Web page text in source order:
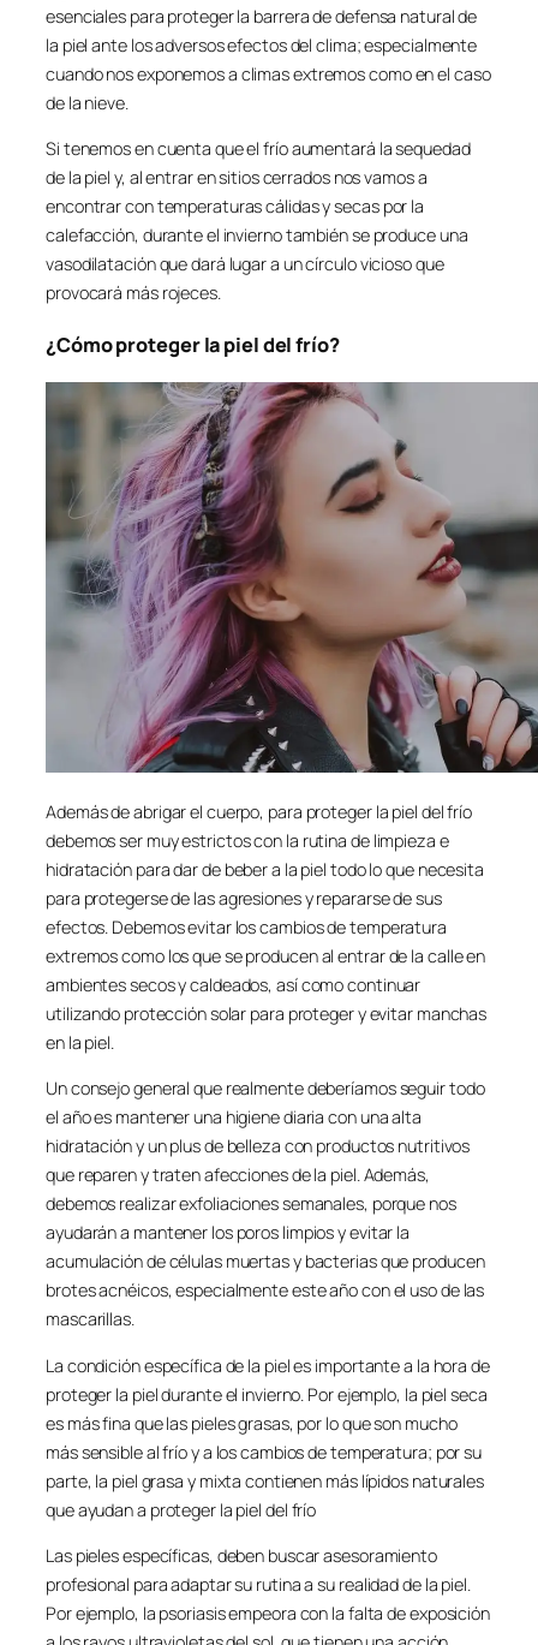
esenciales para proteger la barrera de defensa natural de
la piel ante los adversos efectos del clima; especialmente
cuando nos exponemos a climas extremos como en el caso
de la nieve.
Si tenemos en cuenta que el frío aumentará la sequedad
de la piel y, al entrar en sitios cerrados nos vamos a
encontrar con temperaturas cálidas y secas por la
calefacción, durante el invierno también se produce una
vasodilatación que dará lugar a un círculo vicioso que
provocará más rojeces.
¿Cómo proteger la piel del frío?
Además de abrigar el cuerpo, para proteger la piel del frío
debemos ser muy estrictos con la rutina de limpieza e
hidratación para dar de beber a la piel todo lo que necesita
para protegerse de las agresiones y repararse de sus
efectos. Debemos evitar los cambios de temperatura
extremos como los que se producen al entrar de la calle en
ambientes secos y caldeados, así como continuar
utilizando protección solar para proteger y evitar manchas
en la piel.
Un consejo general que realmente deberíamos seguir todo
el año es mantener una higiene diaria con una alta
hidratación y un plus de belleza con productos nutritivos
que reparen y traten afecciones de la piel. Además,
debemos realizar exfoliaciones semanales, porque nos
ayudarán a mantener los poros limpios y evitar la
acumulación de células muertas y bacterias que producen
brotes acnéicos, especialmente este año con el uso de las
mascarillas.
La condición específica de la piel es importante a la hora de
proteger la piel durante el invierno. Por ejemplo, la piel seca
es más fina que las pieles grasas, por lo que son mucho
más sensible al frío y a los cambios de temperatura; por su
parte, la piel grasa y mixta contienen más lípidos naturales
que ayudan a proteger la piel del frío
Las pieles específicas, deben buscar asesoramiento
profesional para adaptar su rutina a su realidad de la piel.
Por ejemplo, la psoriasis empeora con la falta de exposición